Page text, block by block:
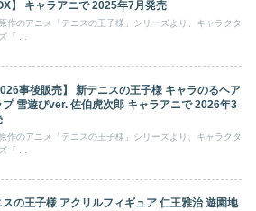
】 キャラアニで 2025年7月発売
作のアニメ「テニスの王子様」シリーズより、キャラクタ
事後販売】 新テニスの王子様 キャラのるヘア
プ 雪遊びver. 佐伯虎次郎 キャラアニで 2026年3
作のアニメ「テニスの王子様」シリーズより、キャラクタ
スの王子様 アクリルフィギュア 仁王雅治 遊園地